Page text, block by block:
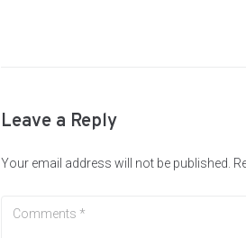
Leave a Reply
Your email address will not be published.